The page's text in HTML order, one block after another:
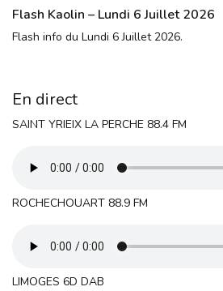
Flash Kaolin – Lundi 6 Juillet 2026
Flash info du Lundi 6 Juillet 2026.
En direct
SAINT YRIEIX LA PERCHE 88.4 FM
ROCHECHOUART 88.9 FM
LIMOGES 6D DAB